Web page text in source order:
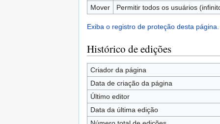
Mover
Permitir todos os usuários
Exiba o registro de proteção desta página.
Histórico de edições
Criador da página
Data de criação da página
Último editor
Data da última edição